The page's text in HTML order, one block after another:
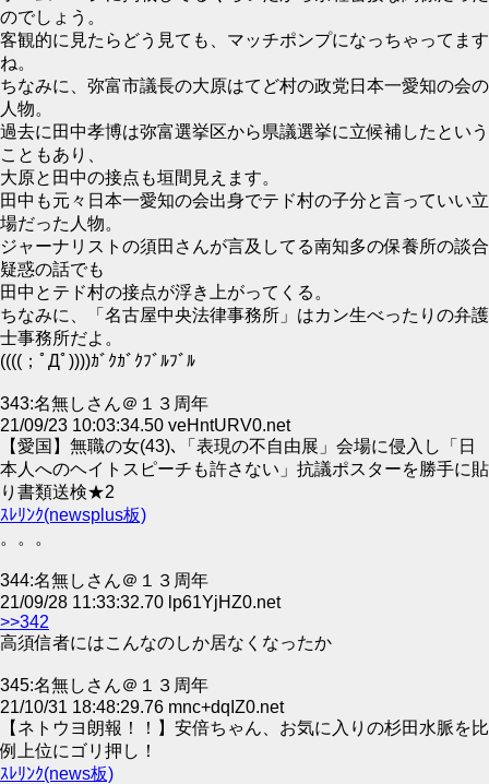
のでしょう。
客観的に見たらどう見ても、マッチポンプになっちゃってます
ね。
ちなみに、弥富市議長の大原はてど村の政党日本一愛知の会の
人物。
過去に田中孝博は弥富選挙区から県議選挙に立候補したという
こともあり、
大原と田中の接点も垣間見えます。
田中も元々日本一愛知の会出身でテド村の子分と言っていい立
場だった人物。
ジャーナリストの須田さんが言及してる南知多の保養所の談合
疑惑の話でも
田中とテド村の接点が浮き上がってくる。
ちなみに、「名古屋中央法律事務所」はカン生べったりの弁護
士事務所だよ。
((((；ﾟДﾟ))))ｶﾞｸｶﾞｸﾌﾞﾙﾌﾞﾙ
343:名無しさん＠１３周年
21/09/23 10:03:34.50 veHntURV0.net
【愛国】無職の女(43)､「表現の不自由展」会場に侵入し「日
本人へのヘイトスピーチも許さない」抗議ポスターを勝手に貼
り書類送検★2
ｽﾚﾘﾝｸ(newsplus板)
。。。
344:名無しさん＠１３周年
21/09/28 11:33:32.70 lp61YjHZ0.net
>>342
高須信者にはこんなのしか居なくなったか
345:名無しさん＠１３周年
21/10/31 18:48:29.76 mnc+dqIZ0.net
【ネトウヨ朗報！！】安倍ちゃん、お気に入りの杉田水脈を比
例上位にゴリ押し！
ｽﾚﾘﾝｸ(news板)